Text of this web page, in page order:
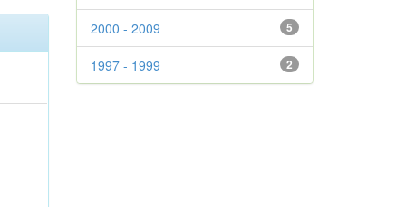
5
2000 - 2009
2
1997 - 1999